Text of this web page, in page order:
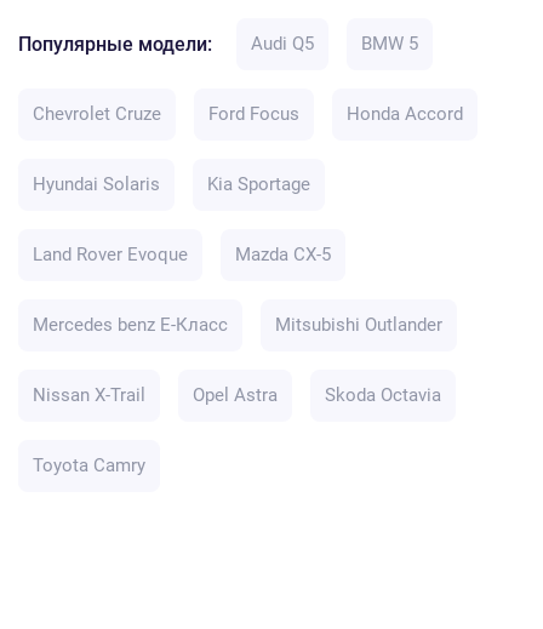
Популярные модели: Audi Q5 BMW 5
Chevrolet Cruze Ford Focus Honda Accord
Hyundai Solaris Kia Sportage
Land Rover Evoque Mazda CX-5
Mercedes benz E-Класс Mitsubishi Outlander
Nissan X-Trail Opel Astra Skoda Octavia
Toyota Camry